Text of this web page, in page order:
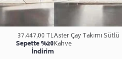
37.447,00 TL
Sepette %20
İndirim
Aster Çay Takımı Sütlü
Kahve